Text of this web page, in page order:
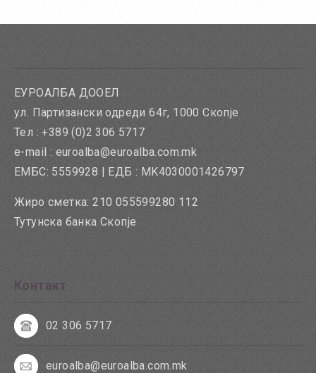
ЕУРОАЛБА ДООЕЛ
ул. Партизански одреди 64г, 1000 Скопје
Тел : +389 (0)2 306 5717
e-mail : euroalba@euroalba.com.mk
ЕМБС: 5559928 | ЕДБ : MK4030001426797
Жиро сметка: 210 055599280 112
Тутунска банка Скопје
Контакт
02 306 5717
euroalba@euroalba.com.mk